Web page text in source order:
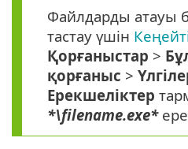
Файлдарды
тастау үшін
Қорғаныстар >
қорғаныс >
Ерекшеліктер
*\filename.exe*